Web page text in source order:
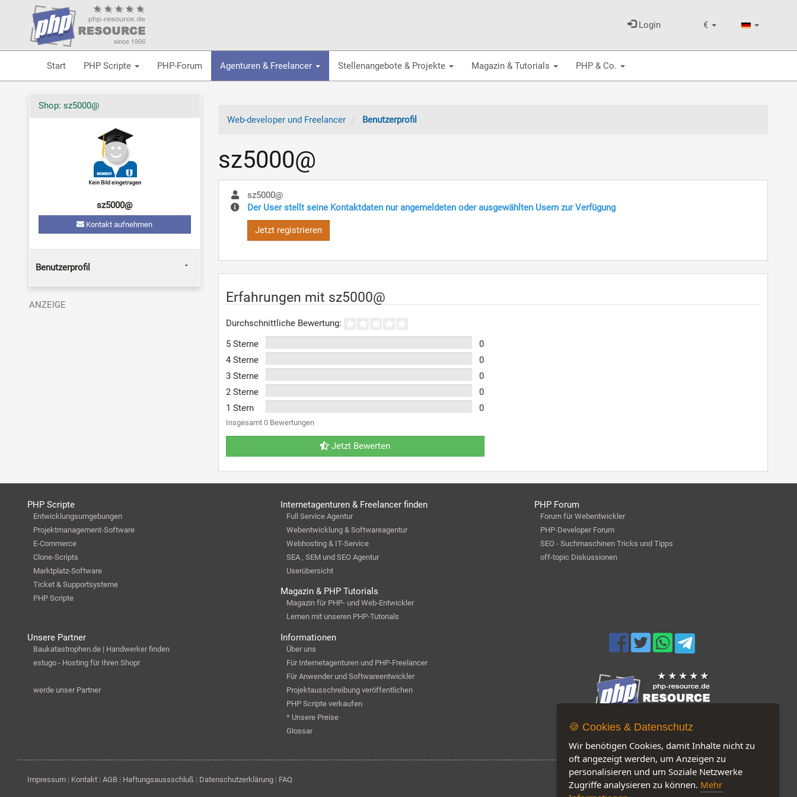
€
Login
Start PHP Scripte PHP-Forum Agenturen & Freelancer Stellenangebote & Projekte Magazin & Tutorials PHP & Co.
Web-developer und Freelancer Benutzerprofil
sz5000@
sz5000@
Der User stellt seine Kontaktdaten nur angemeldeten oder ausgewählten Usern zur Verfügung
Jetzt registrieren
Erfahrungen mit sz5000@
Durchschnittliche Bewertung:
5 Sterne
0
4 Sterne
0
3 Sterne
0
2 Sterne
0
1 Stern
0
Insgesamt 0 Bewertungen
Jetzt Bewerten
Shop: sz5000@
sz5000@
Kontakt aufnehmen
Benutzerprofil
PHP Scripte
Entwicklungsumgebungen
Projektmanagement-Software
E-Commerce
Clone-Scripts
Marktplatz-Software
Ticket & Supportsysteme
PHP Scripte
Internetagenturen & Freelancer finden
Full Service Agentur
Webentwicklung & Softwareagentur
Webhosting & IT-Service
SEA , SEM und SEO Agentur
Userübersicht
Magazin & PHP Tutorials
Magazin für PHP- und Web-Entwickler
Lernen mit unseren PHP-Tutorials
PHP Forum
Forum für Webentwickler
PHP-Developer Forum
SEO - Suchmaschinen Tricks und Tipps
off-topic Diskussionen
Unsere Partner
Baukatastrophen.de | Handwerker finden
estugo - Hosting für Ihren Shopr
werde unser Partner
Informationen
Über uns
Für Internetagenturen und PHP-Freelancer
Für Anwender und Softwareentwickler
Projektausschreibung veröffentlichen
PHP Scripte verkaufen
* Unsere Preise
Glossar
Jetzt auf unserer Seite: 165
Impressum| Kontakt| AGB| Haftungsaussschluß | Datenschutzerklärung| FAQ
🍪 Cookies & Datenschutz
Wir benötigen Cookies, damit Inhalte nicht zu
oft angezeigt werden, um Anzeigen zu
personalisieren und um Soziale Netzwerke
Zugriffe analysieren zu können. Mehr